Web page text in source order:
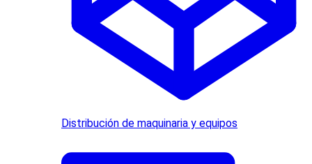
Distribución de maquinaria y equipos